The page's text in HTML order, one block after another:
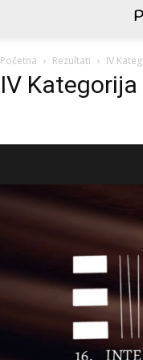
Početna Rezultati IV
IV